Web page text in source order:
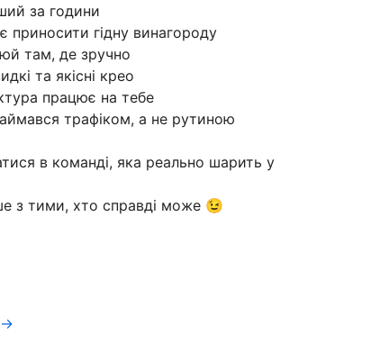
за години
гідну винагороду
там, де зручно
та якісні крео
працює на тебе
трафіком, а не рутиною
в команді, яка реально шарить у
з тими, хто справді може 😉